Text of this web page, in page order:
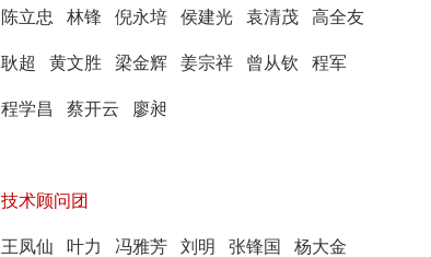
陈立忠 林锋 倪永培 侯建光 袁清茂 高全友
耿超 黄文胜 梁金辉 姜宗祥 曾从钦 程军
程学昌 蔡开云 廖昶
技术顾问团
王凤仙 叶力 冯雅芳 刘明 张锋国 杨大金